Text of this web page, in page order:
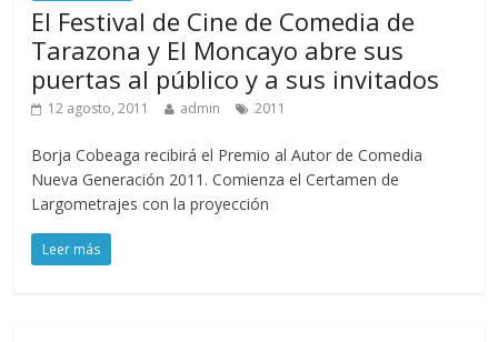
El Festival de Cine de Comedia de
Tarazona y El Moncayo abre sus
puertas al público y a sus invitados
12 agosto, 2011 admin 2011
Borja Cobeaga recibirá el Premio al Autor de Comedia
Nueva Generación 2011. Comienza el Certamen de
Largometrajes con la proyección
Leer más